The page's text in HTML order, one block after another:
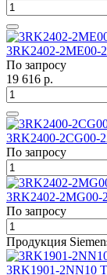
3RK2402-2ME00-
По запросу
19 616 р.
3RK2400-2CG00-
По запросу
3RK2402-2MG00-
По запросу
Продукция
3RK1901-2NN10